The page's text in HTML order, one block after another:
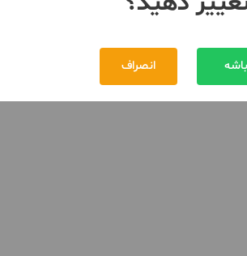
باشه انصراف